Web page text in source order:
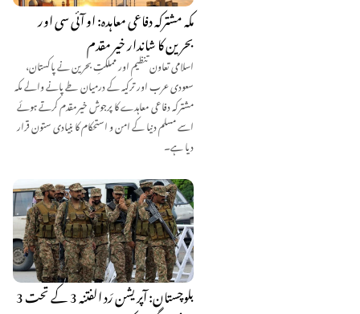
مکہ مشترکہ دفاعی معاہدہ: او آئی سی اور
بحرین کا شاندار خیر مقدم
اسلامی تعاون تنظیم اور مملکتِ بحرین نے پاکستان،
سعودی عرب اور ترکیہ کے درمیان طے پانے والے مکہ
مشترکہ دفاعی معاہدے کا پرجوش خیرمقدم کرتے ہوئے
اسے مسلم دنیا کے امن و استحکام کا بنیادی ستون قرار
دیا ہے۔
بلوچستان: آپریشن رَد الفتنہ 3 کے تحت 3